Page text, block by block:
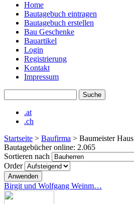
Hauptmenü
Home
Bautagebuch eintragen
Bautagebuch erstellen
Bau Geschenke
Bauartikel
Login
Registrierung
Kontakt
Impressum
.at
.ch
Startseite > Baufirma > Baumeister Haus
Bautagebücher online: 2.065
Sortieren nach
Order
Birgit und Wolfgang Weinm…